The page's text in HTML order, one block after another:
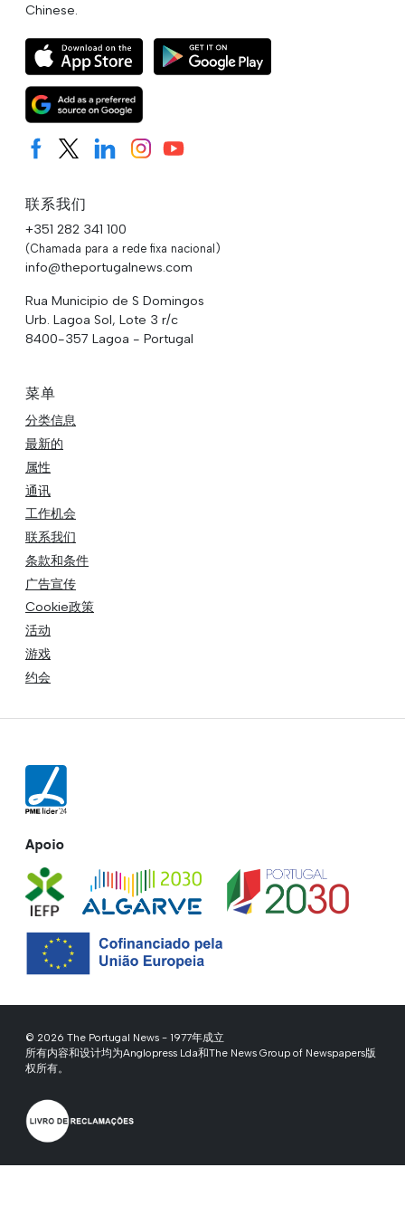
Chinese.
联系我们
+351 282 341 100
(Chamada para a rede fixa nacional)
info@theportugalnews.com
Rua Municipio de S Domingos
Urb. Lagoa Sol, Lote 3 r/c
8400-357 Lagoa - Portugal
菜单
分类信息
最新的
属性
通讯
工作机会
联系我们
条款和条件
广告宣传
Cookie政策
活动
游戏
约会
Apoio
© 2026 The Portugal News - 1977年成立
所有内容和设计均为Anglopress Lda和The News Group of Newspapers版
权所有。